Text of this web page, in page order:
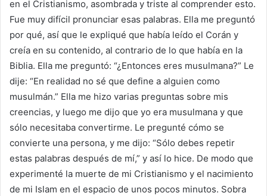
en el Cristianismo, asombrada y triste al comprender esto.
Fue muy difícil pronunciar esas palabras. Ella me preguntó
por qué, así que le expliqué que había leído el Corán y
creía en su contenido, al contrario de lo que había en la
Biblia. Ella me preguntó: “¿Entonces eres musulmana?” Le
dije: “En realidad no sé que define a alguien como
musulmán.” Ella me hizo varias preguntas sobre mis
creencias, y luego me dijo que yo era musulmana y que
sólo necesitaba convertirme. Le pregunté cómo se
convierte una persona, y me dijo: “Sólo debes repetir
estas palabras después de mí,” y así lo hice. De modo que
experimenté la muerte de mi Cristianismo y el nacimiento
de mi Islam en el espacio de unos pocos minutos. Sobra